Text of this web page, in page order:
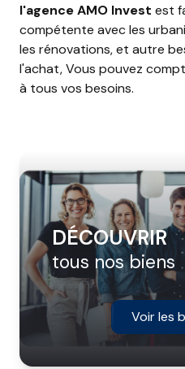
DÉCOUVRIR
tous nos biens
Voir les
l'agence AMO Invest est
compétente avec les
les rénovations, et autre
l'achat, Vous pouvez
à tous vos besoins.